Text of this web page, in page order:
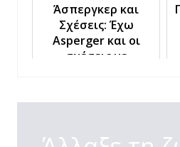
Άσπεργκερ και
Σχέσεις: Έχω
Asperger και οι
σχέσεις με